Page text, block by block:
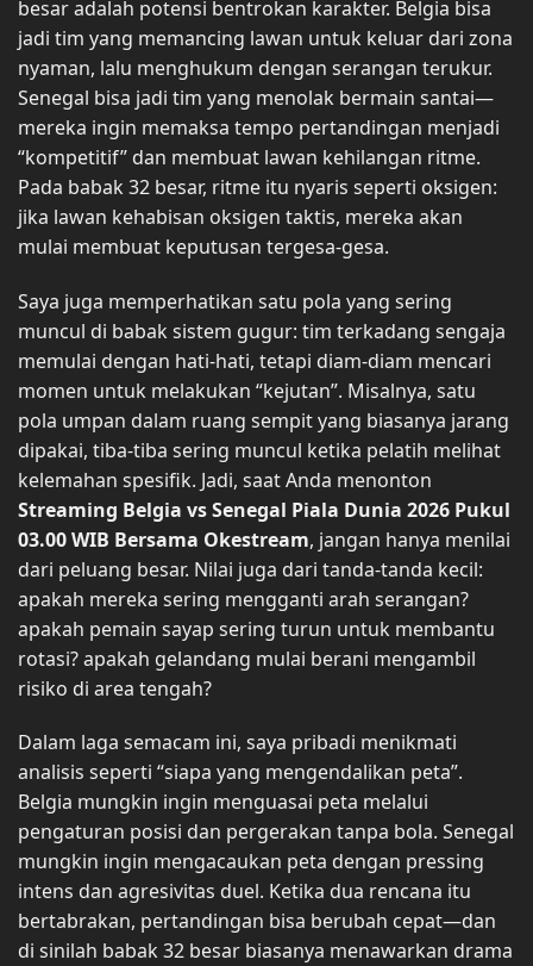
besar adalah potensi bentrokan karakter. Belgia bisa
jadi tim yang memancing lawan untuk keluar dari zona
nyaman, lalu menghukum dengan serangan terukur.
Senegal bisa jadi tim yang menolak bermain santai—
mereka ingin memaksa tempo pertandingan menjadi
“kompetitif” dan membuat lawan kehilangan ritme.
Pada babak 32 besar, ritme itu nyaris seperti oksigen:
jika lawan kehabisan oksigen taktis, mereka akan
mulai membuat keputusan tergesa-gesa.
Saya juga memperhatikan satu pola yang sering
muncul di babak sistem gugur: tim terkadang sengaja
memulai dengan hati-hati, tetapi diam-diam mencari
momen untuk melakukan “kejutan”. Misalnya, satu
pola umpan dalam ruang sempit yang biasanya jarang
dipakai, tiba-tiba sering muncul ketika pelatih melihat
kelemahan spesifik. Jadi, saat Anda menonton
Streaming Belgia vs Senegal Piala Dunia 2026 Pukul
03.00 WIB Bersama Okestream, jangan hanya menilai
dari peluang besar. Nilai juga dari tanda-tanda kecil:
apakah mereka sering mengganti arah serangan?
apakah pemain sayap sering turun untuk membantu
rotasi? apakah gelandang mulai berani mengambil
risiko di area tengah?
Dalam laga semacam ini, saya pribadi menikmati
analisis seperti “siapa yang mengendalikan peta”.
Belgia mungkin ingin menguasai peta melalui
pengaturan posisi dan pergerakan tanpa bola. Senegal
mungkin ingin mengacaukan peta dengan pressing
intens dan agresivitas duel. Ketika dua rencana itu
bertabrakan, pertandingan bisa berubah cepat—dan
di sinilah babak 32 besar biasanya menawarkan drama